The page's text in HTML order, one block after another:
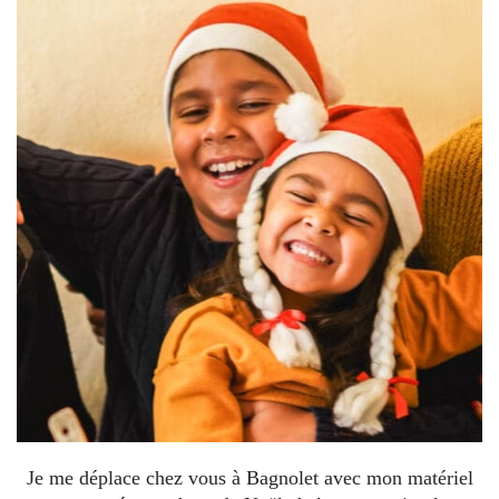
Je me déplace chez vous à Bagnolet avec mon matériel